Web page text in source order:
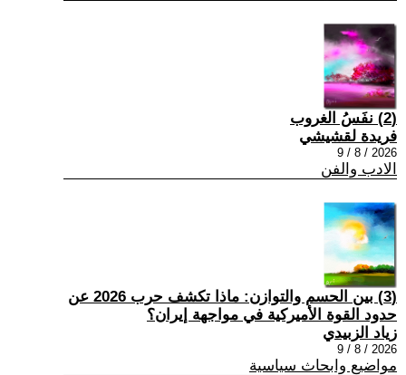
(2) نفَسُ الغروب
فريدة لقشيشي
2026 / 8 / 9
الادب والفن
(3) بين الحسم والتوازن: ماذا تكشف حرب 2026 عن
حدود القوة الأميركية في مواجهة إيران؟
زياد الزبيدي
2026 / 8 / 9
مواضيع وابحاث سياسية